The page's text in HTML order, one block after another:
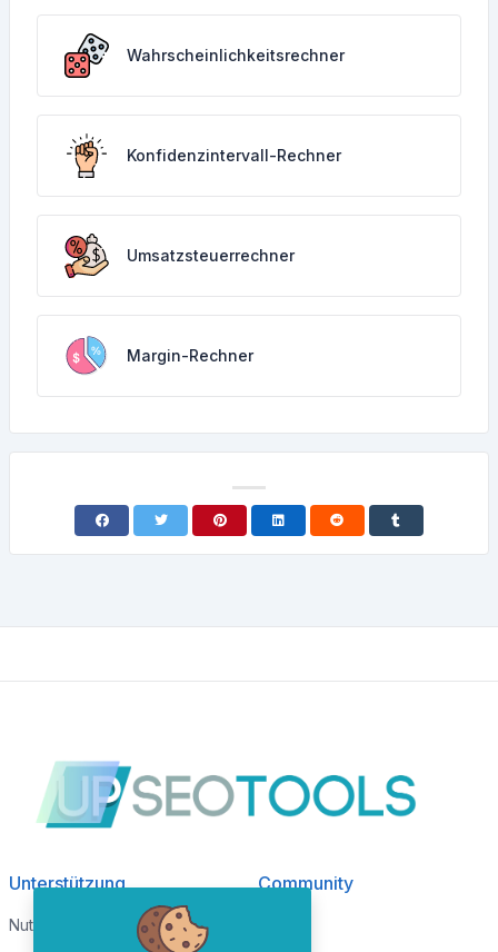
Wahrscheinlichkeitsrechner
Konfidenzintervall-Rechner
Umsatzsteuerrechner
Margin-Rechner
Unterstützung
Nutzungsbedingungen
Community